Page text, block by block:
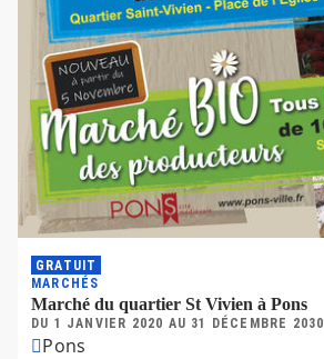
Marché du quartier St Vivien à Pons
MARCHÉS
DU 1 JANVIER 2020 AU 31 DÉCEMBRE 2030
Pons
GRATUIT